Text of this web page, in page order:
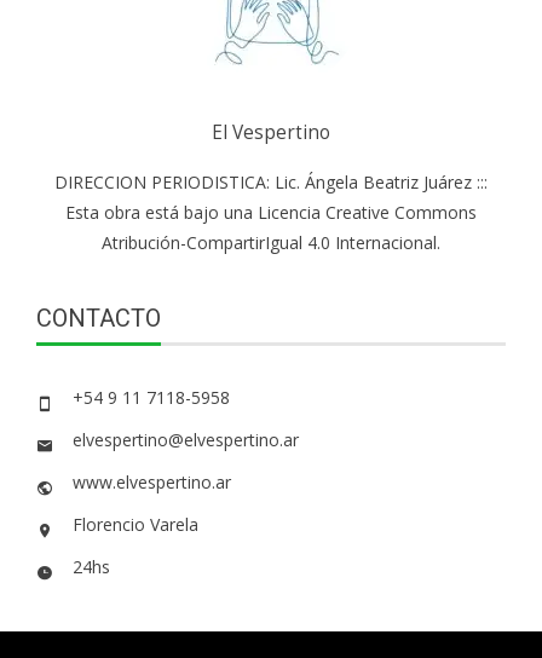
El Vespertino
DIRECCION PERIODISTICA: Lic. Ángela Beatriz Juárez :::
Esta obra está bajo una Licencia Creative Commons
Atribución-CompartirIgual 4.0 Internacional.
CONTACTO
+54 9 11 7118-5958
elvespertino@elvespertino.ar
www.elvespertino.ar
Florencio Varela
24hs